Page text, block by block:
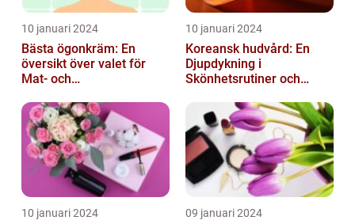
10 januari 2024
Bästa ögonkräm: En
översikt över valet för
Mat- och
10 januari 2024
Koreansk hudvård: En
Djupdykning i
Skönhetsrutiner och
10 januari 2024 09 januari 2024